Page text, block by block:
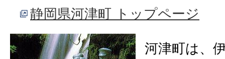
静岡県河津町 トップページ
河津町は、